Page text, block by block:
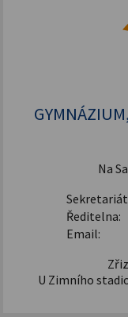
Na
Ředitelna:
Email:
U Zimního